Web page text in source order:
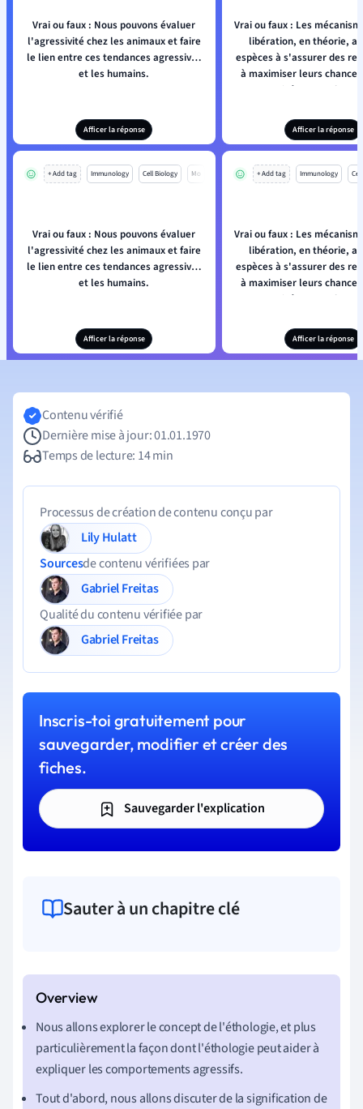
Vrai ou faux : Nous pouvons évaluer
l'agressivité chez les animaux et faire
le lien entre ces tendances agressives
et les humains.
Afficer la réponse
Vrai ou faux : Les
libération, en théorie,
espèces à s'assurer des
à maximiser leurs
sans avoir à apprendre
Afficer la réponse
+ Add tag Immunology Cell Biology Mo
Vrai ou faux : Nous pouvons évaluer
l'agressivité chez les animaux et faire
le lien entre ces tendances agressives
et les humains.
Afficer la réponse
+ Add tag Immunology
Vrai ou faux : Les
libération, en théorie,
espèces à s'assurer des
à maximiser leurs
sans avoir à apprendre
Afficer la réponse
Contenu vérifié
Dernière mise à jour: 01.01.1970
Temps de lecture: 14 min
Processus de création de contenu conçu par
Lily Hulatt
Sourcesde contenu vérifiées par
Gabriel Freitas
Qualité du contenu vérifiée par
Gabriel Freitas
Inscris-toi gratuitement pour
sauvegarder, modifier et créer des
fiches.
Sauvegarder l'explication
Sauter à un chapitre clé
Nous allons explorer le concept de l'éthologie, et plus
particulièrement la façon dont l'éthologie peut aider à
expliquer les comportements agressifs.
Tout d'abord, nous allons discuter de la signification de